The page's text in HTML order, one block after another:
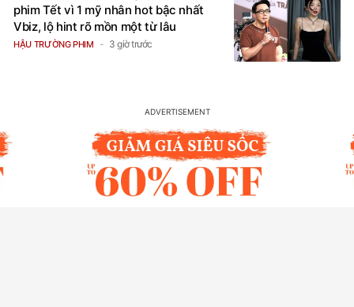
phim Tết vì 1 mỹ nhân hot bậc nhất
Vbiz, lộ hint rõ mồn một từ lâu
HẬU TRƯỜNG PHIM 3 giờ trước